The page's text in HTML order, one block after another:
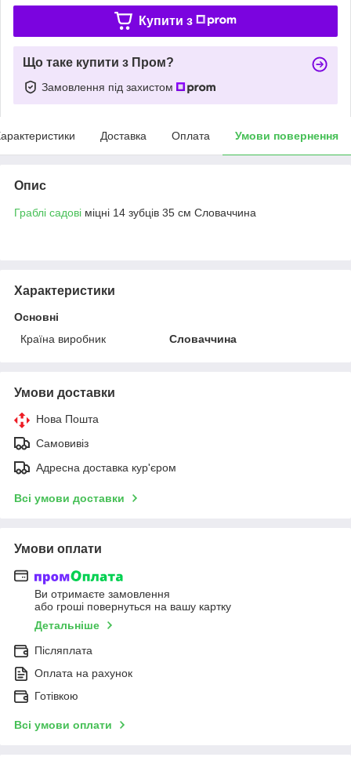
Купити з
Що таке купити з Пром?
Замовлення під захистом
Доставка Оплата Умови повернення
Опис
Граблі садові міцні 14 зубців 35 см Словаччина
Характеристики
Основні
Країна виробник
Словаччина
Умови доставки
Нова Пошта
Самовивіз
Адресна доставка кур'єром
Всі умови доставки
Умови оплати
Ви отримаєте замовлення
або гроші повернуться на вашу картку
Детальніше
Післяплата
Оплата на рахунок
Готівкою
Всі умови оплати